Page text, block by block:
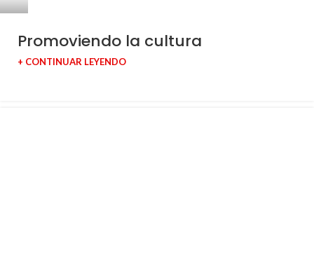
Promoviendo la cultura
+ CONTINUAR LEYENDO